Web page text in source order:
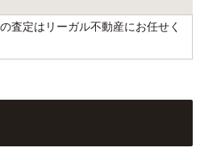
査定はリーガル不動産にお任せく